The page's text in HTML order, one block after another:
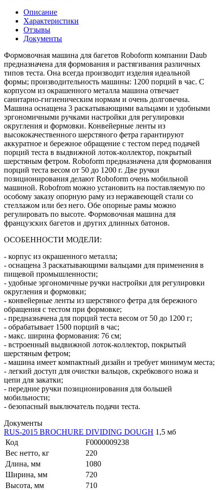
Описание
Характеристики
Отзывы
Документы
Формовочная машина для багетов Roboform компании Daub
предназначена для формования и растягивания различных
типов теста. Она всегда производит изделия идеальной
формы; производительность машины: 1200 порций в час. С
корпусом из окрашенного металла машина отвечает
санитарно-гигиеническим нормам и очень долговечна.
Машина оснащена 3 раскатывающими вальцами и удобными
эргономичными ручками настройки для регулировки
округления и формовки. Конвейерные ленты из
высококачественного шерстяного фетра гарантируют
аккуратное и бережное обращение с тестом перед подачей
порций теста в выдвижной лоток-коллектор, покрытый
шерстяным фетром. Roboform предназначена для формования
порций теста весом от 50 до 1200 г. Две ручки
позиционирования делают Roboform очень мобильной
машиной. Robofrom можно установить на поставляемую по
особому заказу опорную раму из нержавеющей стали со
стеллажом или без него. Обе опорные рамы можно
регулировать по высоте. Формовочная машина для
французских багетов и других длинных батонов.
ОСОБЕННОСТИ МОДЕЛИ:
- корпус из окрашенного металла;
- оснащена 3 раскатывающими вальцами для применения в
пищевой промышленности;
- удобные эргономичные ручки настройки для регулировки
округления и формовки;
- конвейерные ленты из шерстяного фетра для бережного
обращения с тестом при формовке;
- предназначена для порций теста весом от 50 до 1200 г;
- обрабатывает 1500 порций в час;
- макс. ширина формования: 76 см;
- встроенный выдвижной лоток-коллектор, покрытый
шерстяным фетром;
- машина имеет компактный дизайн и требует минимум места;
- легкий доступ для очистки вальцов, скребкового ножа и
цепи для закатки;
- передние ручки позиционирования для большей
мобильности;
- безопасный выключатель подачи теста.
Документы
RUS-2015 BROCHURE DIVIDING DOUGH 1,5 мб
Код
F0000009238
Вес нетто, кг
220
Длина, мм
1080
Ширина, мм
720
Высота, мм
710